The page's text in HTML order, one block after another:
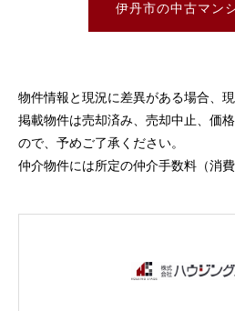
伊丹市の中古マン
物件情報と現況に差異がある場合、現
掲載物件は売却済み、売却中止、価
ので、予めご了承ください。
仲介物件には所定の仲介手数料（消